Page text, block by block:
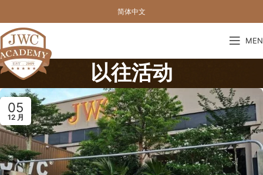
简体中文
以往活动
05
12 月